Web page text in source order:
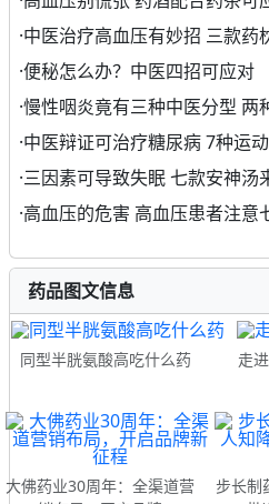
·中医治疗高血压有妙招 三款药
·便秘怎么办？中医四招可应对
·慢性咽炎竟有三种中医分型 两
·中医辩证可治疗糖尿病 7种运
·三因素可导致失眠 七款安神汤
·高血压的危害 高血压患者注意
药品图文信息
同型半胱氨酸高吃什么药
走
大佛药业30周年：全渠道营
步长制